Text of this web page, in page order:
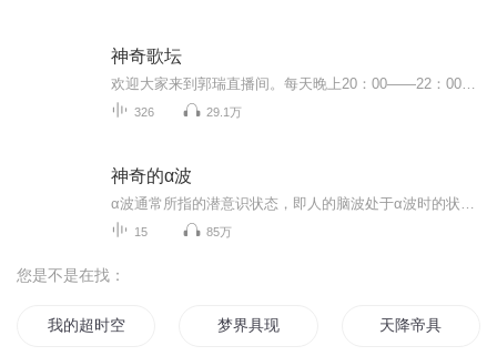
神奇歌坛
326 29.1万
神奇的α波
15 85万
您是不是在找：
我的超时空道具店 梦界具现 天降帝具